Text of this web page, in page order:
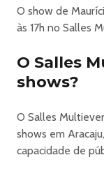
que celebra os
nacional e
Tour Inesquecível
marca um novo
com um
espetáculo
, reunindo, em
das canções que
O show de
às 17h no Salles
O Salles
shows?
O Salles
shows em
capacidade de